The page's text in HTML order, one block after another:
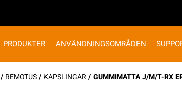
PRODUKTER ANVÄNDNINGSOMRÅDEN
/ REMOTUS/ KAPSLINGAR/ GUMMIMATTA J/M/T-RX